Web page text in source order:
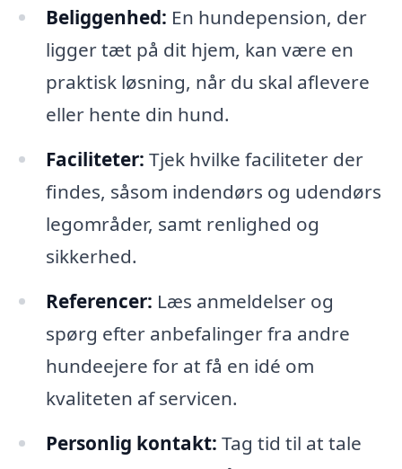
Beliggenhed: En hundepension, der
ligger tæt på dit hjem, kan være en
praktisk løsning, når du skal aflevere
eller hente din hund.
Faciliteter: Tjek hvilke faciliteter der
findes, såsom indendørs og udendørs
legområder, samt renlighed og
sikkerhed.
Referencer: Læs anmeldelser og
spørg efter anbefalinger fra andre
hundeejere for at få en idé om
kvaliteten af servicen.
Personlig kontakt: Tag tid til at tale